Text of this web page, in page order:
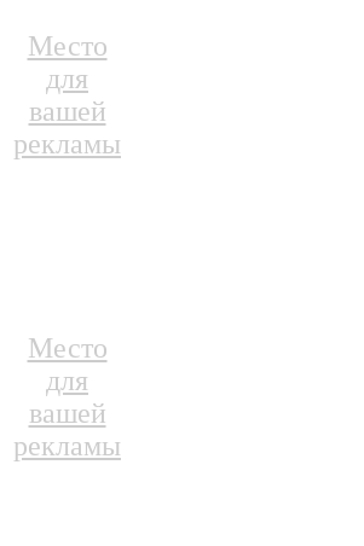
Место
для
вашей
рекламы
Место
для
вашей
рекламы